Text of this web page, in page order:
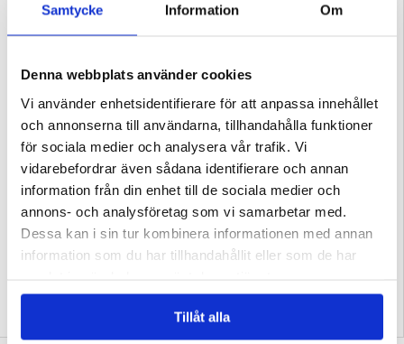
Samtycke Information Om
Denna webbplats använder cookies
Vi använder enhetsidentifierare för att anpassa innehållet
och annonserna till användarna, tillhandahålla funktioner
för sociala medier och analysera vår trafik. Vi
vidarebefordrar även sådana identifierare och annan
information från din enhet till de sociala medier och
annons- och analysföretag som vi samarbetar med.
Dessa kan i sin tur kombinera informationen med annan
information som du har tillhandahållit eller som de har
Tillåt alla
- Lätt och bärbar design
- Produktmått: 60 x 70 x 0,5 mm
handsfree-lösning för vardagsbruk. Det är kompakt, lätt att bära med sig och
praktiskt i olika rum och situationer, från vardagsrutiner hemma till resor.
Idealiska användningsexempel
- Titta på videor medan du gör dig i ordning
- Spela in innehåll handsfree
- 1 x magnetisk sugkopp för telefon
Förpackning:Euroblister
EAN: 5714122628664
Relaterade kategorier:Mobiltillbehör ,Mobilhållare